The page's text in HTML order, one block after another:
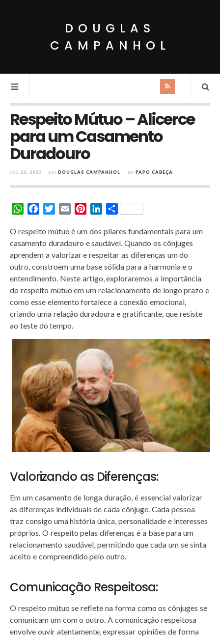
DOUGLAS
CAMPANHOL
Respeito Mútuo – Alicerce
para um Casamento
Duradouro
JUL 26, 2023 por DOUGLAS CAMPANHOL em PAPO CABEÇA
W
a
t
s
A
p
p
c
e
b
o
o
k
i
t
t
e
r
a
i
l
n
t
e
r
e
s
t
n
k
e
d
I
n
S
a
r
e
O respeito mútuo é um dos pilares fundamentais para um
casamento duradouro e saudável. Quando os cônjuges
aprendem a valorizar e respeitar as diferenças um do
outro, constroem uma base sólida para a harmonia e o
entendimento. Neste artigo, exploraremos a importância
do respeito mútuo em um relacionamento de longo prazo e
como esse elemento fortalece a conexão emocional,
criando uma relação duradoura e gratificante, que resiste
ao teste do tempo.
Valorizando as Diferenças:
Em um casamento de longa duração, é essencial valorizar
as diferenças individuais de cada cônjuge. Cada pessoa
traz consigo uma história única, personalidade e interesses
próprios. O respeito pelas diferenças é a base para um
relacionamento saudável, permitindo que cada um se sinta
aceito e compreendido pelo outro.
Comunicação Respeitosa:
O respeito mútuo se reflete na forma como os cônjuges se
comunicam um com o outro. A comunicação respeitosa
envolve ouvir atentamente, expressar opiniões de forma